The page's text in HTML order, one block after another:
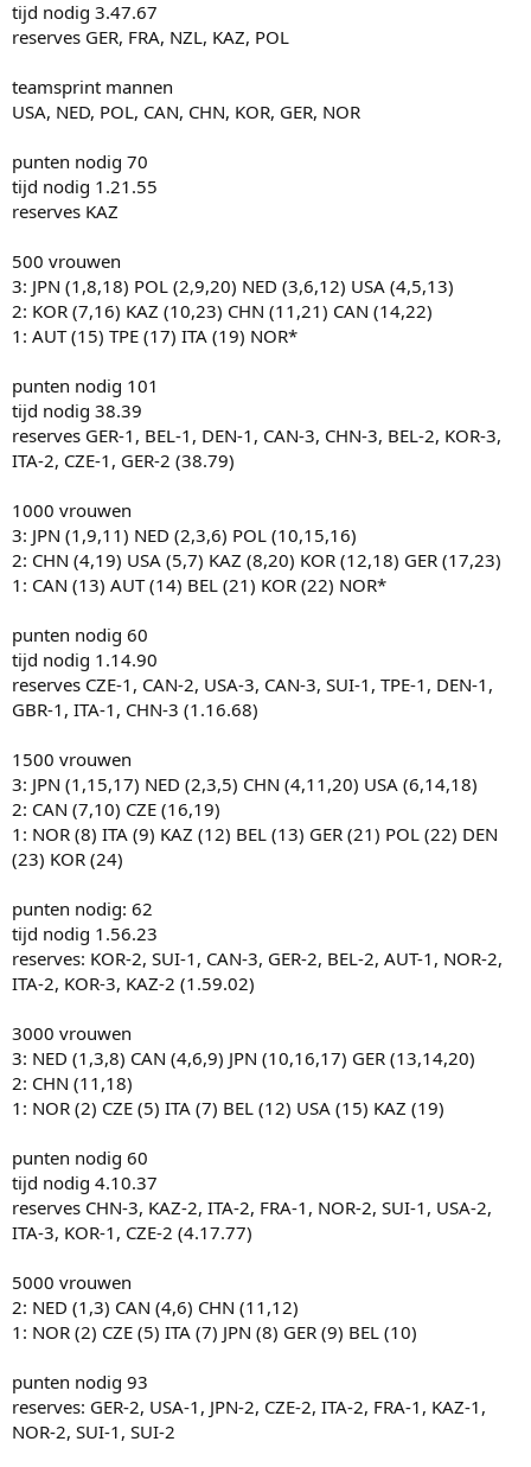
tijd nodig 3.47.67
reserves GER, FRA, NZL, KAZ, POL
teamsprint mannen
USA, NED, POL, CAN, CHN, KOR, GER, NOR
punten nodig 70
tijd nodig 1.21.55
reserves KAZ
500 vrouwen
3: JPN (1,8,18) POL (2,9,20) NED (3,6,12) USA (4,5,13)
2: KOR (7,16) KAZ (10,23) CHN (11,21) CAN (14,22)
1: AUT (15) TPE (17) ITA (19) NOR*
punten nodig 101
tijd nodig 38.39
reserves GER-1, BEL-1, DEN-1, CAN-3, CHN-3, BEL-2, KOR-3,
ITA-2, CZE-1, GER-2 (38.79)
1000 vrouwen
3: JPN (1,9,11) NED (2,3,6) POL (10,15,16)
2: CHN (4,19) USA (5,7) KAZ (8,20) KOR (12,18) GER (17,23)
1: CAN (13) AUT (14) BEL (21) KOR (22) NOR*
punten nodig 60
tijd nodig 1.14.90
reserves CZE-1, CAN-2, USA-3, CAN-3, SUI-1, TPE-1, DEN-1,
GBR-1, ITA-1, CHN-3 (1.16.68)
1500 vrouwen
3: JPN (1,15,17) NED (2,3,5) CHN (4,11,20) USA (6,14,18)
2: CAN (7,10) CZE (16,19)
1: NOR (8) ITA (9) KAZ (12) BEL (13) GER (21) POL (22) DEN
(23) KOR (24)
punten nodig: 62
tijd nodig 1.56.23
reserves: KOR-2, SUI-1, CAN-3, GER-2, BEL-2, AUT-1, NOR-2,
ITA-2, KOR-3, KAZ-2 (1.59.02)
3000 vrouwen
3: NED (1,3,8) CAN (4,6,9) JPN (10,16,17) GER (13,14,20)
2: CHN (11,18)
1: NOR (2) CZE (5) ITA (7) BEL (12) USA (15) KAZ (19)
punten nodig 60
tijd nodig 4.10.37
reserves CHN-3, KAZ-2, ITA-2, FRA-1, NOR-2, SUI-1, USA-2,
ITA-3, KOR-1, CZE-2 (4.17.77)
5000 vrouwen
2: NED (1,3) CAN (4,6) CHN (11,12)
1: NOR (2) CZE (5) ITA (7) JPN (8) GER (9) BEL (10)
punten nodig 93
reserves: GER-2, USA-1, JPN-2, CZE-2, ITA-2, FRA-1, KAZ-1,
NOR-2, SUI-1, SUI-2